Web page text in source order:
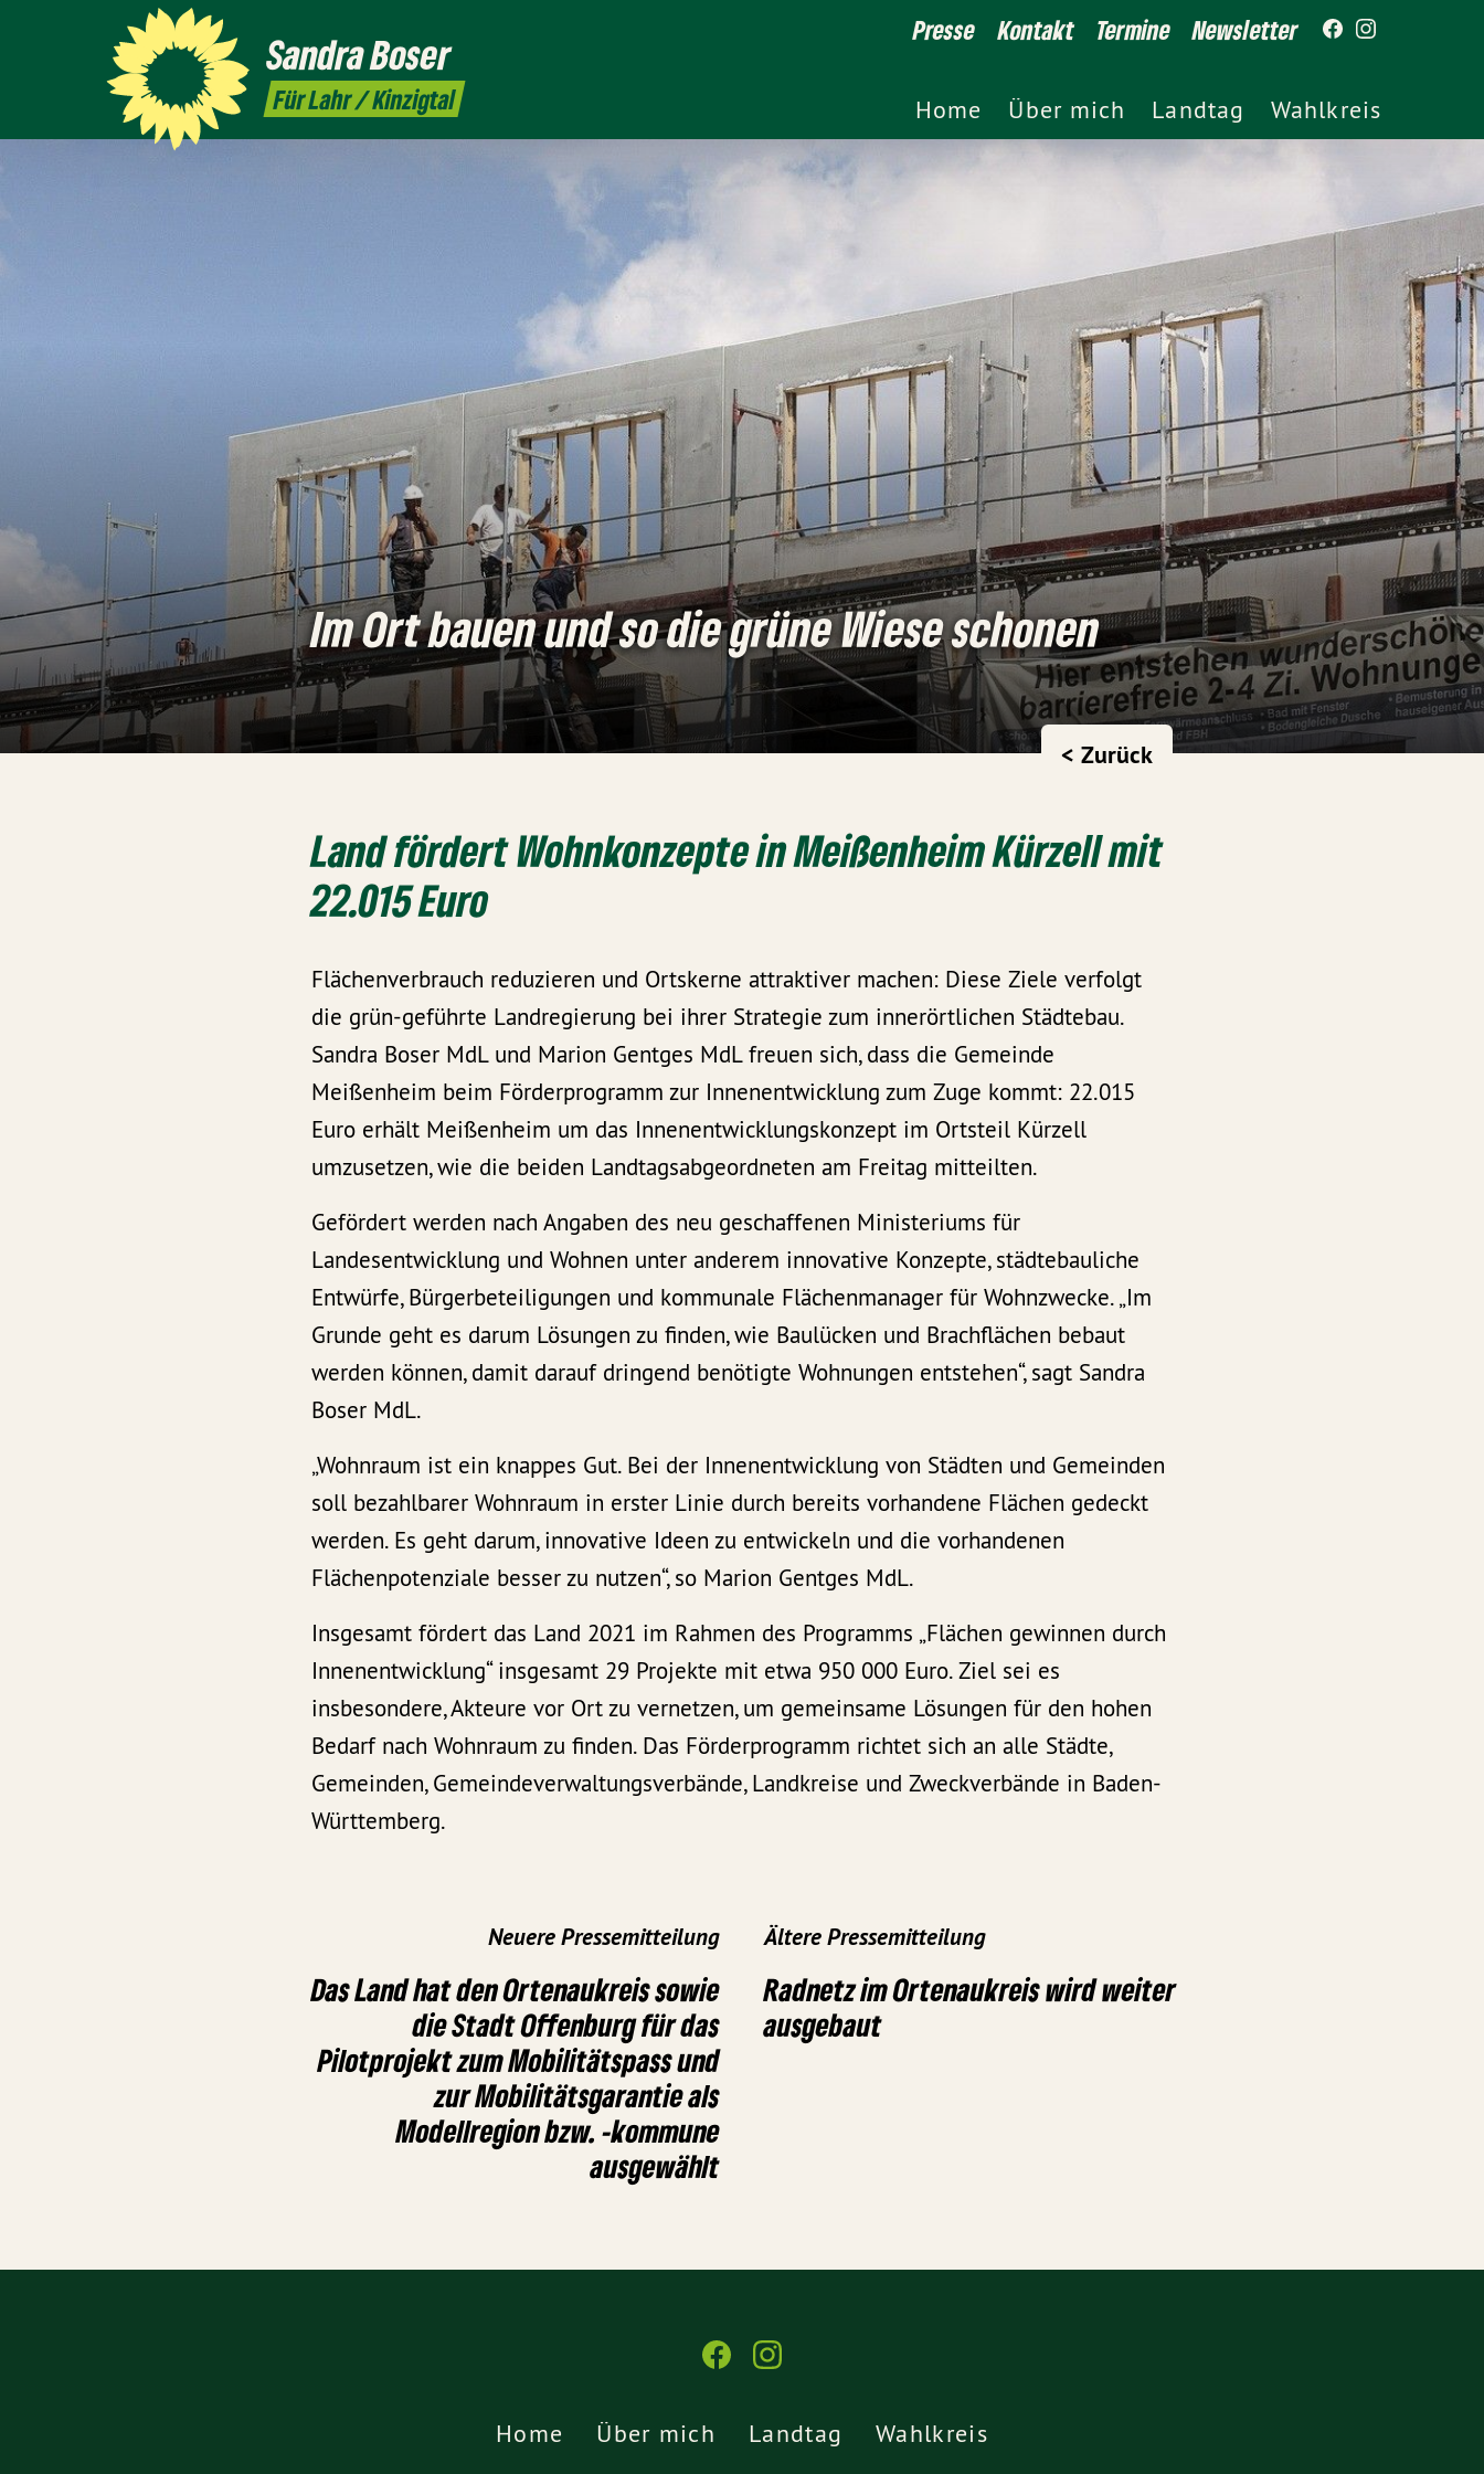
SandraBoser
Für Lahr / Kinzigtal
Presse Kontakt Termine Newsletter
Home Über mich Landtag Wahlkreis
Im Ort bauen und so die grüne Wiese schonen
< Zurück
Land fördert Wohnkonzepte in Meißenheim Kürzell mit
22.015 Euro
Flächenverbrauch reduzieren und Ortskerne attraktiver machen: Diese Ziele verfolgt
die grün-geführte Landregierung bei ihrer Strategie zum innerörtlichen Städtebau.
Sandra Boser MdL und Marion Gentges MdL freuen sich, dass die Gemeinde
Meißenheim beim Förderprogramm zur Innenentwicklung zum Zuge kommt: 22.015
Euro erhält Meißenheim um das Innenentwicklungskonzept im Ortsteil Kürzell
umzusetzen, wie die beiden Landtagsabgeordneten am Freitag mitteilten.
Gefördert werden nach Angaben des neu geschaffenen Ministeriums für
Landesentwicklung und Wohnen unter anderem innovative Konzepte, städtebauliche
Entwürfe, Bürgerbeteiligungen und kommunale Flächenmanager für Wohnzwecke. „Im
Grunde geht es darum Lösungen zu finden, wie Baulücken und Brachflächen bebaut
werden können, damit darauf dringend benötigte Wohnungen entstehen“, sagt Sandra
Boser MdL.
„Wohnraum ist ein knappes Gut. Bei der Innenentwicklung von Städten und Gemeinden
soll bezahlbarer Wohnraum in erster Linie durch bereits vorhandene Flächen gedeckt
werden. Es geht darum, innovative Ideen zu entwickeln und die vorhandenen
Flächenpotenziale besser zu nutzen“, so Marion Gentges MdL.
Insgesamt fördert das Land 2021 im Rahmen des Programms „Flächen gewinnen durch
Innenentwicklung“ insgesamt 29 Projekte mit etwa 950 000 Euro. Ziel sei es
insbesondere, Akteure vor Ort zu vernetzen, um gemeinsame Lösungen für den hohen
Bedarf nach Wohnraum zu finden. Das Förderprogramm richtet sich an alle Städte,
Gemeinden, Gemeindeverwaltungsverbände, Landkreise und Zweckverbände in Baden-
Württemberg.
Neuere Pressemitteilung
Das Land hat den Ortenaukreis sowie
die Stadt Offenburg für das
Pilotprojekt zum Mobilitätspass und
zur Mobilitätsgarantie als
Modellregion bzw. -kommune
ausgewählt
Ältere Pressemitteilung
Radnetz im Ortenaukreis wird weiter
ausgebaut
Home Über mich Landtag Wahlkreis